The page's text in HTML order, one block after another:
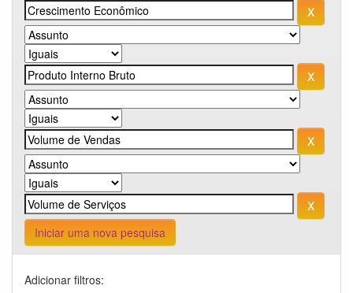
Iniciar uma nova pesquisa
Adicionar filtros: